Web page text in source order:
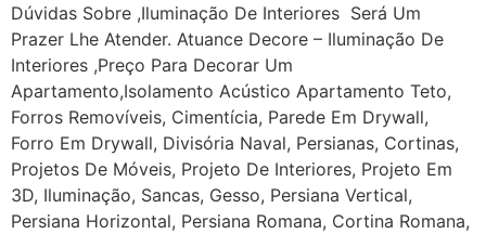
Dúvidas Sobre ,iluminação De Interiores Será Um
Prazer Lhe Atender. Atuance Decore – Iluminação De
Interiores ,Preço Para Decorar Um
Apartamento,Isolamento Acústico Apartamento Teto,
Forros Removíveis, Cimentícia, Parede Em Drywall,
Forro Em Drywall, Divisória Naval, Persianas, Cortinas,
Projetos De Móveis, Projeto De Interiores, Projeto Em
3D, Iluminação, Sancas, Gesso, Persiana Vertical,
Persiana Horizontal, Persiana Romana, Cortina Romana,